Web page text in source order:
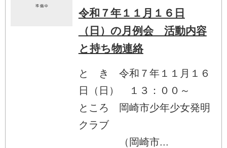
令和７年１１月１６日
（日）の月例会 活動内容
と持ち物連絡
と き 令和７年１１月１６
日（日） １３：００～
ところ 岡崎市少年少女発明
クラブ
（岡崎市...